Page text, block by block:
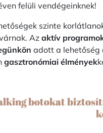
felüli vendégeinknek!
szinte
Az aktív
adott a lehetőség
gasztronómiai élmények
botokat